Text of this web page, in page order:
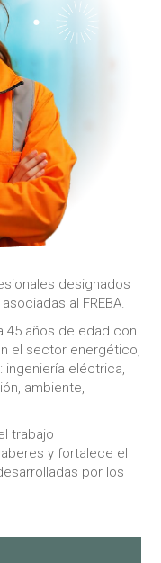
designados
al FREBA.
45 años de edad con
el sector energético,
ingeniería eléctrica,
ambiente,
trabajo
y fortalece el
por los